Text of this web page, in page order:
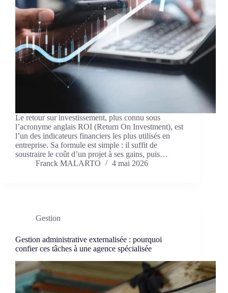
Le retour sur investissement, plus connu sous
l’acronyme anglais ROI (Return On Investment), est
l’un des indicateurs financiers les plus utilisés en
entreprise. Sa formule est simple : il suffit de
soustraire le coût d’un projet à ses gains, puis…
Franck MALARTO
4 mai 2026
Gestion
Gestion administrative externalisée : pourquoi
confier ces tâches à une agence spécialisée